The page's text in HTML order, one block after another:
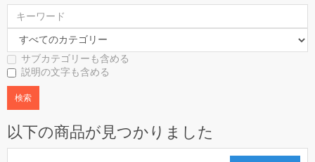
サブカテゴリーも含める
説明の文字も含める
以下の商品が見つかりました